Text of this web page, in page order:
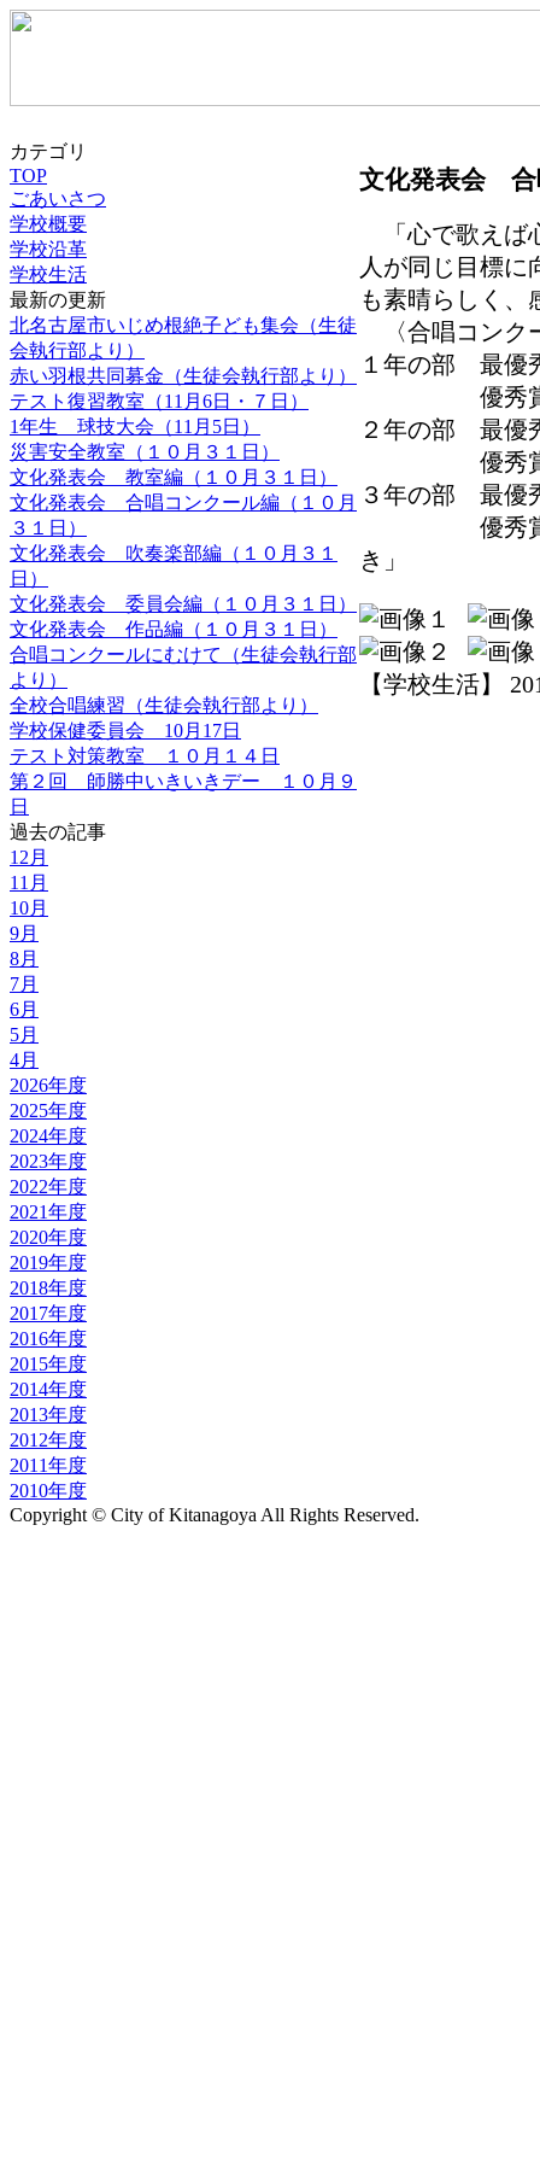
カテゴリ
TOP
ごあいさつ
学校概要
学校沿革
学校生活
最新の更新
北名古屋市いじめ根絶子ども集会（生徒
会執行部より）
赤い羽根共同募金（生徒会執行部より）
テスト復習教室（11月6日・７日）
1年生 球技大会（11月5日）
災害安全教室（１０月３１日）
文化発表会 教室編（１０月３１日）
文化発表会 合唱コンクール編（１０月
３１日）
文化発表会 吹奏楽部編（１０月３１
日）
文化発表会 委員会編（１０月３１日）
文化発表会 作品編（１０月３１日）
合唱コンクールにむけて（生徒会執行部
より）
全校合唱練習（生徒会執行部より）
学校保健委員会 10月17日
テスト対策教室 １０月１４日
第２回 師勝中いきいきデー １０月９
日
過去の記事
12月
11月
10月
9月
8月
7月
6月
5月
4月
2026年度
2025年度
2024年度
2023年度
2022年度
2021年度
2020年度
2019年度
2018年度
2017年度
2016年度
2015年度
2014年度
2013年度
2012年度
2011年度
2010年度
文化発表会 合
「心で歌えば
人が同じ目標に
も素晴らしく、
〈合唱コンク
１年の部 最優
優秀賞 １
２年の部 最
優秀賞 ４
３年の部 最
優秀賞 １
き」
【学校生活】
Copyright © City of Kitanagoya All Rights Reserved.